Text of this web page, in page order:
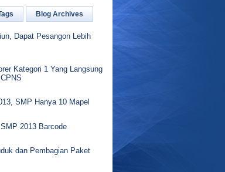
Blog Archives
Dapat Pesangon Lebih
Kategori 1 Yang Langsung
SMP Hanya 10 Mapel
2013 Barcode
dan Pembagian Paket